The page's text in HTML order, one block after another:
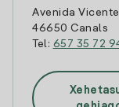
Avenida
46650 Canals
Tel: 657 35 72